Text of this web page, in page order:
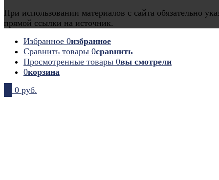
При использовании материалов с сайта обязательно
прямой ссылки на источник.
Избранное 0избранное
Сравнить товары 0сравнить
Просмотренные товары 0вы смотрели
0корзина
0 руб.